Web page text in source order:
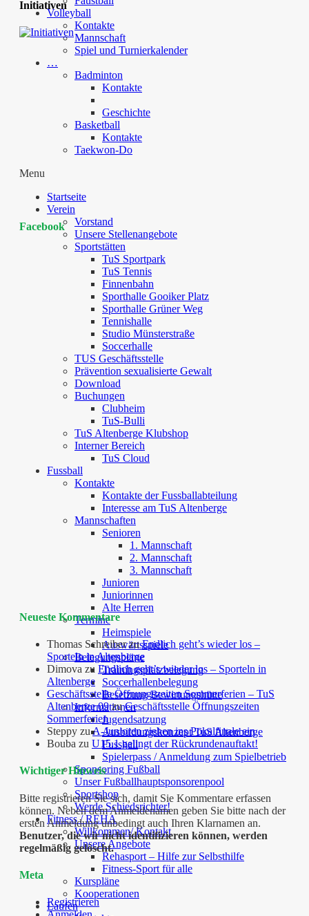
Volleyball
Kontakte
Mannschaft
Spiel und Turnierkalender
…
Badminton
Kontakte
Geschichte
Basketball
Kontakte
Taekwon-Do
Menu
Startseite
Verein
Vorstand
Unsere Stellenangebote
Sportstätten
TuS Sportpark
TuS Tennis
Finnenbahn
Sporthalle Gooiker Platz
Sporthalle Grüner Weg
Tennishalle
Studio Münsterstraße
Soccerhalle
TUS Geschäftsstelle
Prävention sexualisierte Gewalt
Download
Buchungen
Clubheim
TuS-Bulli
TuS Altenberge Klubshop
Interner Bereich
TuS Cloud
Fussball
Kontakte
Kontakte der Fussballabteilung
Interesse am TuS Altenberge
Mannschaften
Senioren
1. Mannschaft
2. Mannschaft
3. Mannschaft
Junioren
Juniorinnen
Alte Herren
Termine
Heimspiele
Auswärtsspiele
Belegungspläne
Trainingsplatzbelegung
Soccerhallenbelegung
Besetzung Bewirtungshütte
Informationen
Jugendsatzung
Ausbildungskonzept TuS Altenberge
Fussball
Spielerpass / Anmeldung zum Spielbetrieb
Sponsoring Fußball
Unser Fußballhauptsponsorenpool
Sportshop
Werde Schiedsrichter!
Fitness / REHA
Willkommen/ Kontakt
Unsere Angebote
Rehasport – Hilfe zur Selbsthilfe
Fitness-Sport für alle
Kurspläne
Kooperationen
Laufen
Initiativen
Facebook
Neueste Kommentare
Thomas SchreiberzuEndlich geht’s wieder los –
Sporteln in Altenberge
Dimova zu Endlich geht’s wieder los – Sporteln in
Altenberge
Geschäftsstelle Öffnungszeiten Sommerferien – TuS
Altenberge 09zuGeschäftsstelle Öffnungszeiten
Sommerferien
Steppy zuA-Junioren ziehen ins Pokalfinale ein
Bouba zu U15.1 gelingt der Rückrundenauftakt!
Wichtiger Hinweis
Bitte registrieren Sie sich, damit Sie Kommentare erfassen
können. Neben dem Anmeldenamen geben Sie bitte nach der
ersten Anmeldung unbedingt auch Ihren Klarnamen an.
Benutzer, die wir nicht identifizieren können, werden
regelmäßig gelöscht.
Meta
Registrieren